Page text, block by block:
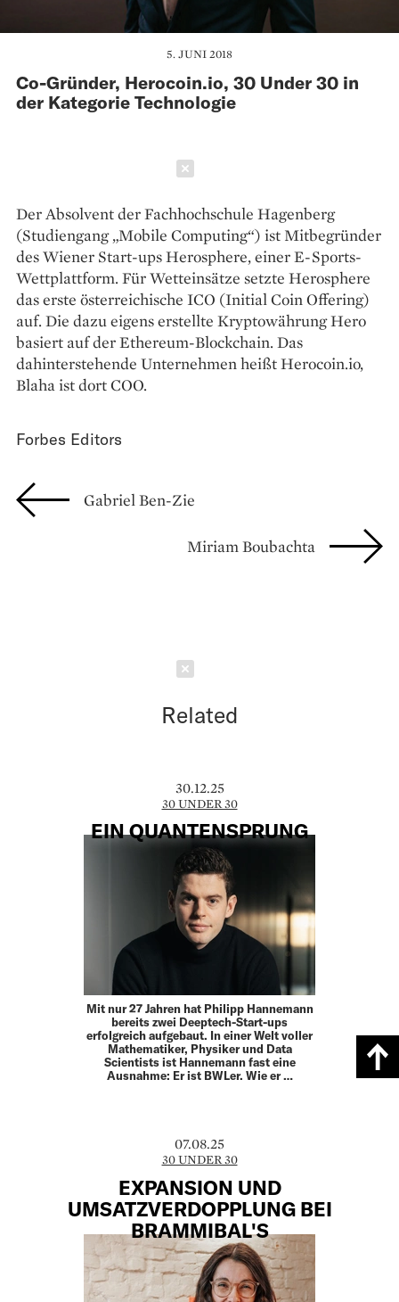
5. JUNI 2018
Co-Gründer, Herocoin.io, 30 Under 30 in
der Kategorie Technologie
Der Absolvent der Fachhochschule Hagenberg
(Studiengang „Mobile Computing“) ist Mitbegründer
des Wiener Start-ups Herosphere, einer E-Sports-
Wettplattform. Für Wetteinsätze setzte Herosphere
das erste österreichische ICO (Initial Coin Offering)
auf. Die dazu eigens erstellte Krypto­währung Hero
basiert auf der Ethereum-Blockchain. Das
dahinterstehende Unternehmen heißt Herocoin.io,
Blaha ist dort COO.
Forbes Editors
Gabriel Ben-Zie
Miriam Boubachta
Related
30.12.25
30 UNDER 30
EIN QUANTENSPRUNG
Mit nur 27 Jahren hat Philipp Hannemann
bereits zwei Deeptech-Start-ups
erfolgreich aufgebaut. In einer Welt voller
Mathematiker, Physiker und Data
Scientists ist Hannemann fast eine
Ausnahme: Er ist BWLer. Wie er …
07.08.25
30 UNDER 30
EXPANSION UND
UMSATZVERDOPPLUNG BEI
BRAMMIBAL'S